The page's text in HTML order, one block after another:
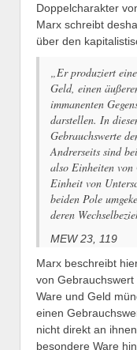
Doppelcharakter
Marx schreibt
über den
„Er produziert
Geld, einen
immanenten
darstellen. In
Gebrauchswerte
Andrerseits sind
also Einheiten von
Einheit von
beiden Pole
deren
MEW 23, 119
Marx beschreibt
von
Ware und Geld
einen
nicht direkt an
besondere Ware